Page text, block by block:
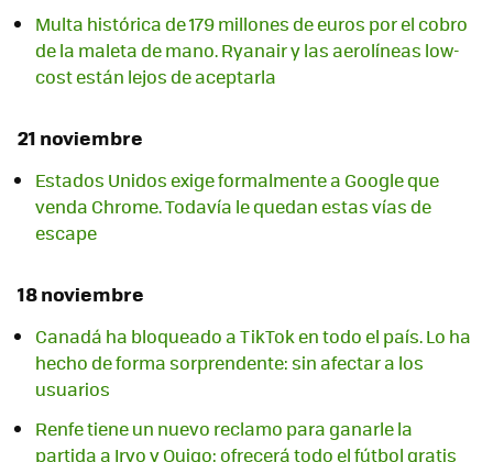
Multa histórica de 179 millones de euros por el cobro
de la maleta de mano. Ryanair y las aerolíneas low-
cost están lejos de aceptarla
21 noviembre
Estados Unidos exige formalmente a Google que
venda Chrome. Todavía le quedan estas vías de
escape
18 noviembre
Canadá ha bloqueado a TikTok en todo el país. Lo ha
hecho de forma sorprendente: sin afectar a los
usuarios
Renfe tiene un nuevo reclamo para ganarle la
partida a Iryo y Ouigo: ofrecerá todo el fútbol gratis